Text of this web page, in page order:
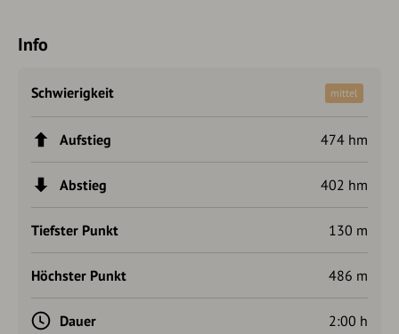
Info
Schwierigkeit mittel
Aufstieg 474 hm
Abstieg 402 hm
Tiefster Punkt 130 m
Höchster Punkt 486 m
Dauer 2:00 h